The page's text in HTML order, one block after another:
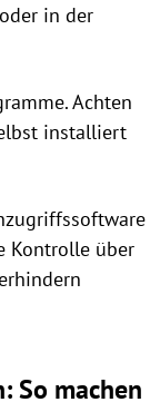
in der
Achten
installiert
Kontrolle über
So machen